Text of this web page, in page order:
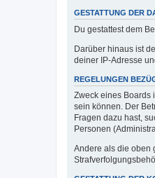
GESTATTUNG DER
Du gestattest dem
Darüber hinaus ist
deiner IP-Adresse
REGELUNGEN
Zweck eines Boards
sein können. Der
Fragen dazu hast,
Personen
Andere als die oben